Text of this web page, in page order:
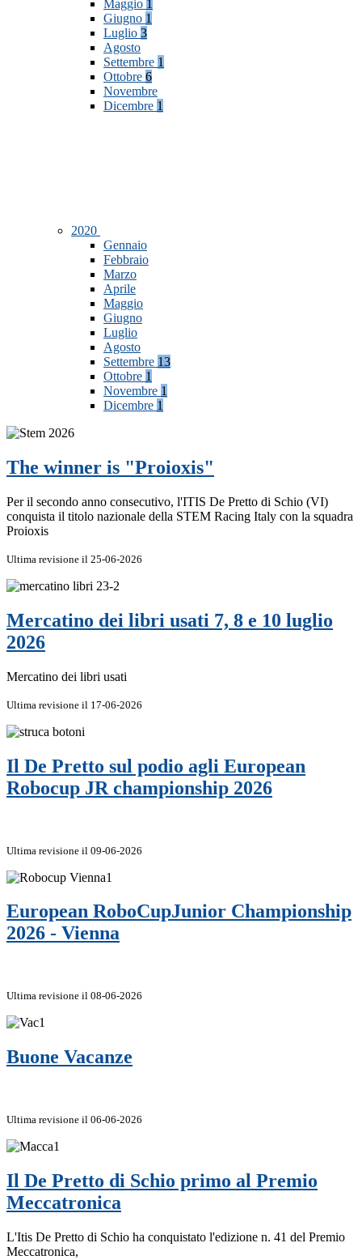
Maggio 1
Giugno 1
Luglio 3
Agosto
Settembre 1
Ottobre 6
Novembre
Dicembre 1
2020
Gennaio
Febbraio
Marzo
Aprile
Maggio
Giugno
Luglio
Agosto
Settembre 13
Ottobre 1
Novembre 1
Dicembre 1
The winner is "Proioxis"
Per il secondo anno consecutivo, l'ITIS De Pretto di Schio (VI)
conquista il titolo nazionale della STEM Racing Italy con la squadra
Proioxis
Ultima revisione il 25-06-2026
Mercatino dei libri usati 7, 8 e 10 luglio
2026
Mercatino dei libri usati
Ultima revisione il 17-06-2026
Il De Pretto sul podio agli European
Robocup JR championship 2026
Ultima revisione il 09-06-2026
European RoboCupJunior Championship
2026 - Vienna
Ultima revisione il 08-06-2026
Buone Vacanze
Ultima revisione il 06-06-2026
Il De Pretto di Schio primo al Premio
Meccatronica
L'Itis De Pretto di Schio ha conquistato l'edizione n. 41 del Premio
Meccatronica,